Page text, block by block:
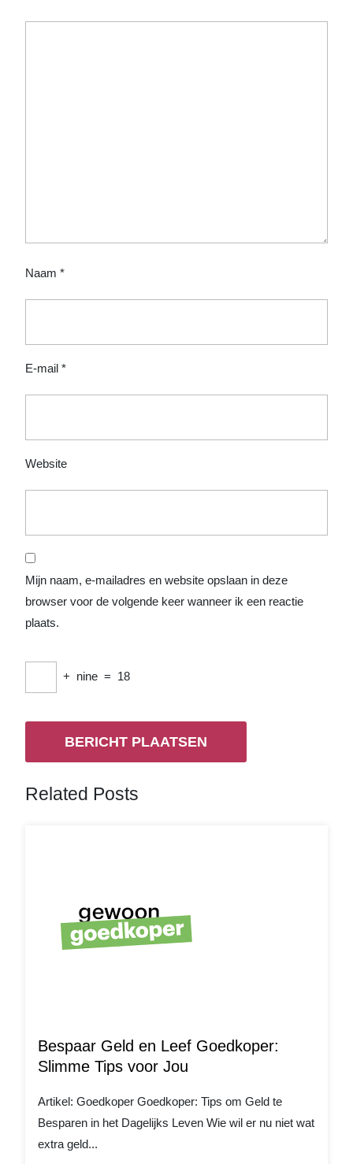
Naam *
E-mail *
Website
Mijn naam, e-mailadres en website opslaan in deze
browser voor de volgende keer wanneer ik een reactie
plaats.
+ nine = 18
Related Posts
Bespaar Geld en Leef Goedkoper:
Slimme Tips voor Jou
Artikel: Goedkoper Goedkoper: Tips om Geld te
Besparen in het Dagelijks Leven Wie wil er nu niet wat
extra geld...